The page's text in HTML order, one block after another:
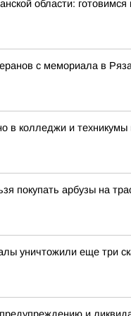
области: готовимся
с мемориала в
в колледжи и техникумы
покупать арбузы на
уничтожили еще три